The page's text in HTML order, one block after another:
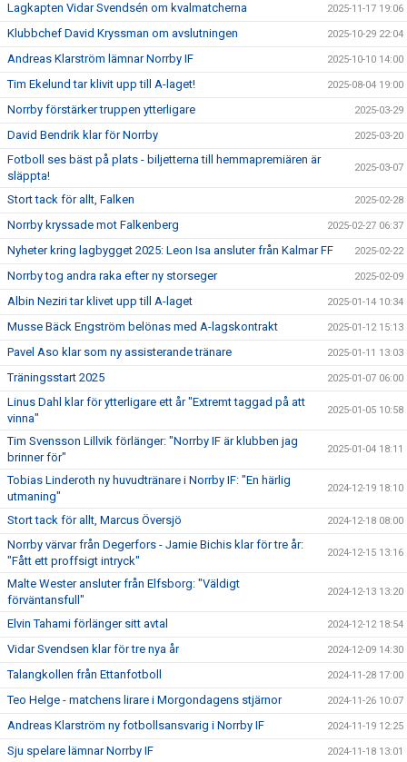
Lagkapten Vidar Svendsén om kvalmatcherna 2025-11-17 19:06
Klubbchef David Kryssman om avslutningen 2025-10-29 22:04
Andreas Klarström lämnar Norrby IF 2025-10-10 14:00
Tim Ekelund tar klivit upp till A-laget! 2025-08-04 19:00
Norrby förstärker truppen ytterligare 2025-03-29
David Bendrik klar för Norrby 2025-03-20
Fotboll ses bäst på plats - biljetterna till hemmapremiären är
släppta!
2025-03-07
Stort tack för allt, Falken 2025-02-28
Norrby kryssade mot Falkenberg 2025-02-27 06:37
Nyheter kring lagbygget 2025: Leon Isa ansluter från Kalmar FF 2025-02-22
Norrby tog andra raka efter ny storseger 2025-02-09
Albin Neziri tar klivet upp till A-laget 2025-01-14 10:34
Musse Bäck Engström belönas med A-lagskontrakt 2025-01-12 15:13
Pavel Aso klar som ny assisterande tränare 2025-01-11 13:03
Träningsstart 2025 2025-01-07 06:00
Linus Dahl klar för ytterligare ett år "Extremt taggad på att
vinna"
2025-01-05 10:58
Tim Svensson Lillvik förlänger: "Norrby IF är klubben jag
brinner för"
2025-01-04 18:11
Tobias Linderoth ny huvudtränare i Norrby IF: "En härlig
utmaning"
2024-12-19 18:10
Stort tack för allt, Marcus Översjö 2024-12-18 08:00
Norrby värvar från Degerfors - Jamie Bichis klar för tre år:
"Fått ett proffsigt intryck"
2024-12-15 13:16
Malte Wester ansluter från Elfsborg: "Väldigt
förväntansfull"
2024-12-13 13:20
Elvin Tahami förlänger sitt avtal 2024-12-12 18:54
Vidar Svendsen klar för tre nya år 2024-12-09 14:30
Talangkollen från Ettanfotboll 2024-11-28 17:00
Teo Helge - matchens lirare i Morgondagens stjärnor 2024-11-26 10:07
Andreas Klarström ny fotbollsansvarig i Norrby IF 2024-11-19 12:25
Sju spelare lämnar Norrby IF 2024-11-18 13:01